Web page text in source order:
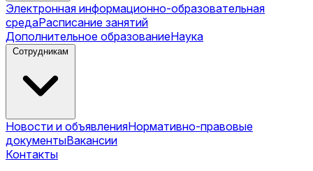
Электронная информационно-образовательная
средаРасписание занятий
Дополнительное образованиеНаука
Сотрудникам
Новости и объявленияНормативно-правовые
документыВакансии
Контакты